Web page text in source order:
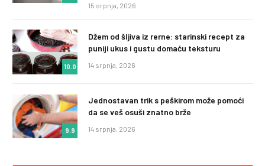
15 srpnja, 2026
10.0
Džem od šljiva iz rerne: starinski recept za
puniji ukus i gustu domaću teksturu
14 srpnja, 2026
9.9
Jednostavan trik s peškirom može pomoći
da se veš osuši znatno brže
14 srpnja, 2026